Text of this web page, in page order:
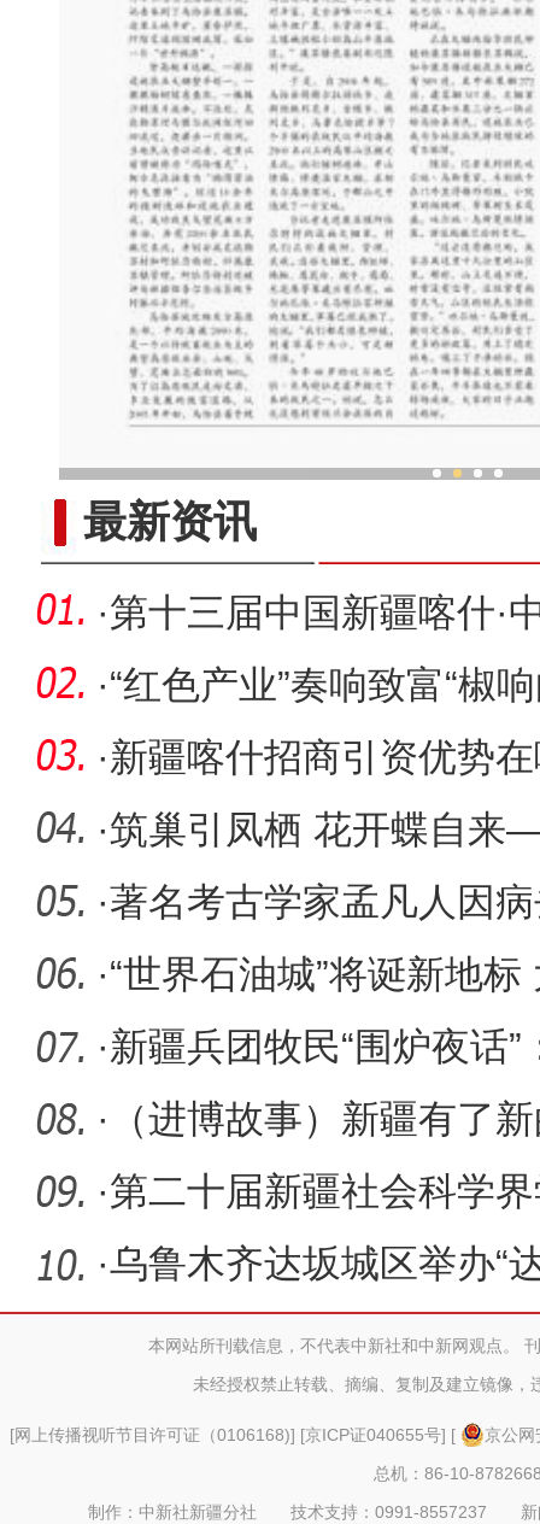
最新资讯
·第十三届中国新疆喀什·
开幕
·“红色产业”奏响致富“椒
·新疆喀什招商引资优势
·筑巢引凤栖 花开蝶自
商引资工
·著名考古学家孟凡人因
·“世界石油城”将诞新地
欧之
·新疆兵团牧民“围炉夜话”
·
（进博故事）新疆有了
·第二十届新疆社会科学
·乌鲁木齐达坂城区举办“
音乐本网站所刊载信息，不代表中新社和中新网观点。
未经授权禁止转载、摘编、复制及建立镜像，
[网上传播视听节目许可证（0106168)] [京ICP证040655号] [
京公
总机：86-10-
制作：中新社新疆分社 技术支持：0991-8557237